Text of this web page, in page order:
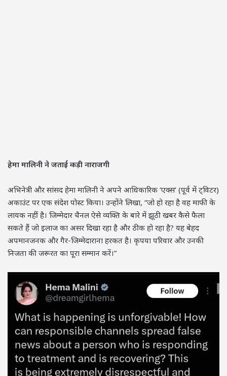
हेमा मालिनी ने जताई कड़ी नाराजगी
अभिनेत्री और सांसद हेमा मालिनी ने अपने आधिकारिक ‘एक्स’ (पूर्व में ट्विटर)
अकाउंट पर एक संदेश पोस्ट किया। उन्होंने लिखा, “जो हो रहा है वह माफी के
लायक नहीं है। जिम्मेदार चैनल ऐसे व्यक्ति के बारे में झूठी खबर कैसे फैला
सकते हैं जो इलाज का असर दिखा रहा है और ठीक हो रहा है? यह बेहद
अपमानजनक और गैर-जिम्मेदाराना हरकत है। कृपया परिवार और उनकी
निजता की जरूरत का पूरा सम्मान करें।”